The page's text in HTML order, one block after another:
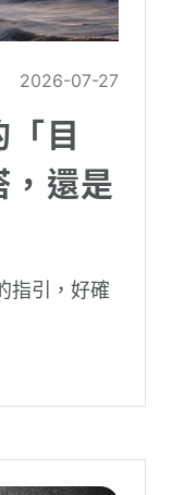
2026-07-27
目
，還是
指引，好確